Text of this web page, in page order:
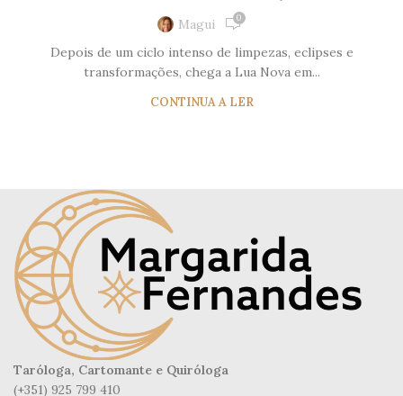
Magui 0
Depois de um ciclo intenso de limpezas, eclipses e
transformações, chega a Lua Nova em...
CONTINUA A LER
Taróloga, Cartomante e Quiróloga
(+351) 925 799 410